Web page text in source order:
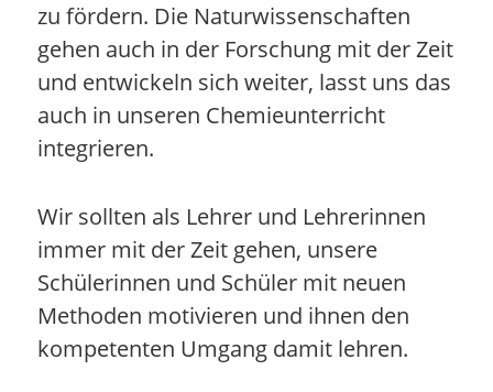
zu fördern. Die Naturwissenschaften
gehen auch in der Forschung mit der Zeit
und entwickeln sich weiter, lasst uns das
auch in unseren Chemieunterricht
integrieren.
Wir sollten als Lehrer und Lehrerinnen
immer mit der Zeit gehen, unsere
Schülerinnen und Schüler mit neuen
Methoden motivieren und ihnen den
kompetenten Umgang damit lehren.